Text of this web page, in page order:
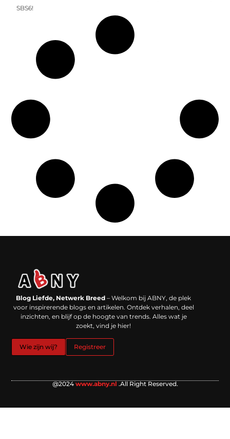
SBS6!
Blog Liefde, Netwerk Breed – Welkom bij ABNY, de plek
voor inspirerende blogs en artikelen. Ontdek verhalen, deel
inzichten, en blijf op de hoogte van trends. Alles wat je
zoekt, vind je hier!
Wie zijn wij? Registreer
@2024 www.abny.nl .All Right Reserved.